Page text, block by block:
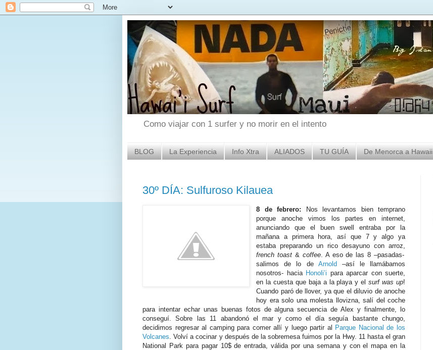
Como viajar con 1 surfer y no morir en el intento
BLOG La Experiencia Info Xtra ALIADOS TU GUÍA De Menorca a Hawaii
30º DÍA: Sulfuroso Kilauea
8 de febrero: Nos levantamos bien temprano
porque anoche vimos los partes en internet,
anunciando que el buen swell entraba por la
mañana a primera hora, así que 7 y algo ya
estaba preparando un rico desayuno con arroz,
french toast & coffee. A eso de las 8 –pasadas-
salimos de lo de Arnold –así le llamábamos
nosotros- hacia Honoli’i para aparcar con suerte,
en la cuesta que baja a la playa y elsurf was up!
Cuando paró de llover, ya que el diluvio de anoche
hoy era solo una molesta llovizna, salí del coche
para intentar echar unas buenas fotos de alguna secuencia de Alex y finalmente, lo
conseguí. Sobre las 11 abandonó el mar y como el día seguía bastante chungo,
decidimos regresar al camping para comer allí y luego partir al
Parque Nacional de los
Volcanes . Volví a cocinar y después de la sobremesa fuimos por la Hwy. 11 hasta el gran
National Park para pagar 10$ de entrada, válida por una semana y con el mapa en la